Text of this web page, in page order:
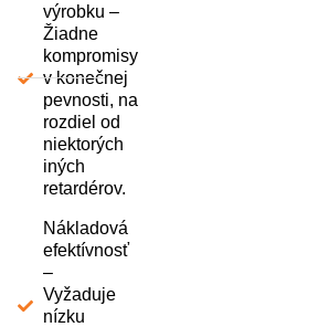
výrobku –
Žiadne
kompromisy
v konečnej
pevnosti, na
rozdiel od
niektorých
iných
retardérov.
Nákladová
efektívnosť
–
Vyžaduje
nízku